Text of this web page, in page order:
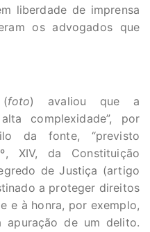
liberdade de imprensa
os advogados que
foto) avaliou que a
complexidade”, por
da fonte, “previsto
XIV, da Constituição
de Justiça (artigo
a proteger direitos
e à honra, por exemplo,
apuração de um delito.